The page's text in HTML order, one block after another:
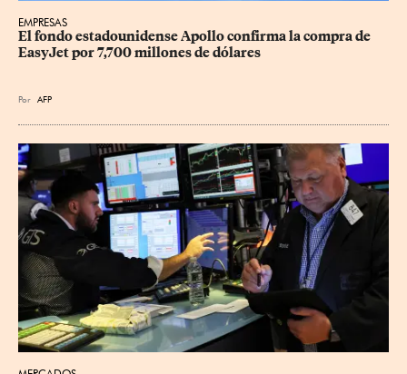
EMPRESAS
El fondo estadounidense Apollo confirma la compra de
EasyJet por 7,700 millones de dólares
Por AFP